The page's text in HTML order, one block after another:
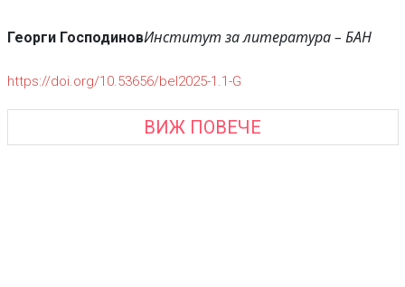
Георги ГосподиновИнститут за литература – БАН
https://doi.org/10.53656/bel2025-1.1-G
ВИЖ ПОВЕЧЕ